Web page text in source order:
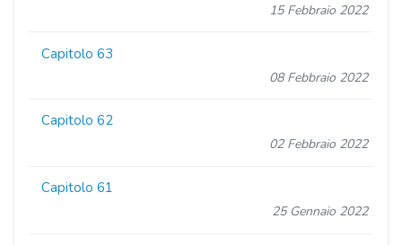
15 Febbraio 2022
Capitolo 63
08 Febbraio 2022
Capitolo 62
02 Febbraio 2022
Capitolo 61
25 Gennaio 2022